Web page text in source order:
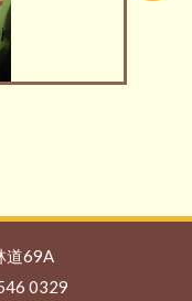
道69A
0329